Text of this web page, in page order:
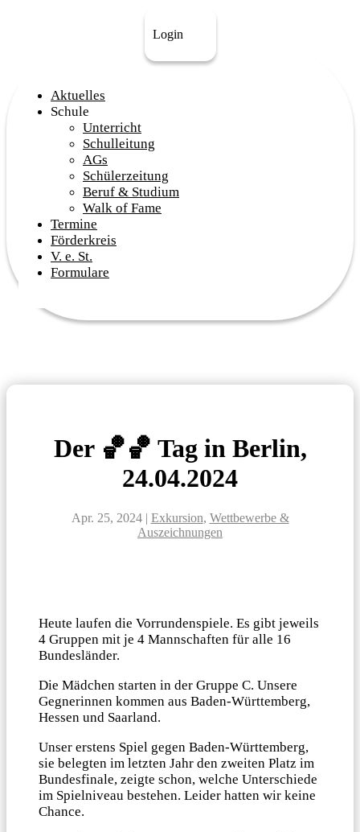
Aktuelles
Schule
Unterricht
Schulleitung
AGs
Schülerzeitung
Beruf & Studium
Walk of Fame
Termine
Förderkreis
V. e. St.
Formulare
Login
Der 🏀🏀 Tag in Berlin,
24.04.2024
Apr. 25, 2024| Exkursion, Wettbewerbe &
Auszeichnungen
Heute laufen die Vorrundenspiele. Es gibt jeweils
4 Gruppen mit je 4 Mannschaften für alle 16
Bundesländer.
Die Mädchen starten in der Gruppe C. Unsere
Gegnerinnen kommen aus Baden-Württemberg,
Hessen und Saarland.
Unser erstens Spiel gegen Baden-Württemberg,
sie belegten im letzten Jahr den zweiten Platz im
Bundesfinale, zeigte schon, welche Unterschiede
im Spielniveau bestehen. Leider hatten wir keine
Chance.